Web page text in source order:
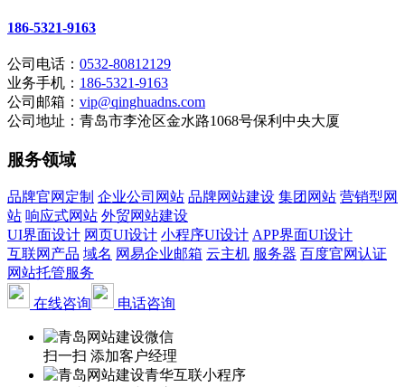
186-5321-9163
公司电话： 0532-80812129
业务手机： 186-5321-9163
公司邮箱： vip@qinghuadns.com
公司地址：青岛市李沧区金水路1068号保利中央大厦
服务领域
品牌官网定制 企业公司网站 品牌网站建设 集团网站 营销型网
站 响应式网站 外贸网站建设
UI界面设计 网页UI设计 小程序UI设计 APP界面UI设计
互联网产品 域名 网易企业邮箱 云主机 服务器 百度官网认证
网站托管服务
在线咨询
电话咨询
扫一扫 添加客户经理